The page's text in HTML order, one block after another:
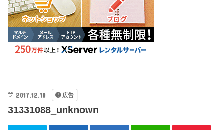
2017.12.10 広告
31331088_unknown